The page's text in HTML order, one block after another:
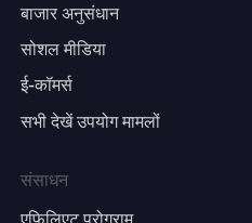
बाजार अनुसंधान
सोशल मीडिया
ई-कॉमर्स
सभी देखें उपयोग मामलों
संसाधन